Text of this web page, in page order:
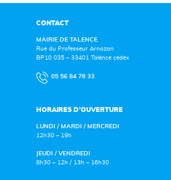
CONTACT
MAIRIE DE TALENCE
Rue du Professeur Arnozan
BP10 035 – 33401 Talence cedex
05 56 84 78 33
HORAIRES D’OUVERTURE
LUNDI / MARDI / MERCREDI
12h30 – 19h
JEUDI / VENDREDI
8h30 – 12h / 13h – 16h30